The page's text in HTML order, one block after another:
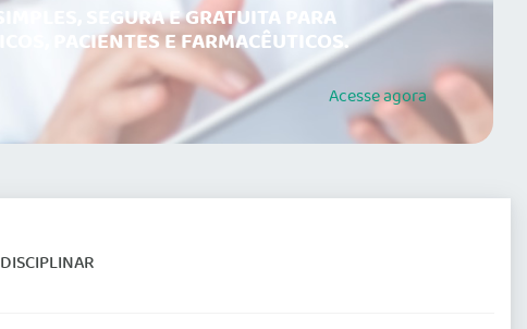
SEGURA E GRATUITA PARA
PACIENTES E FARMACÊUTICOS.
Acesseagora